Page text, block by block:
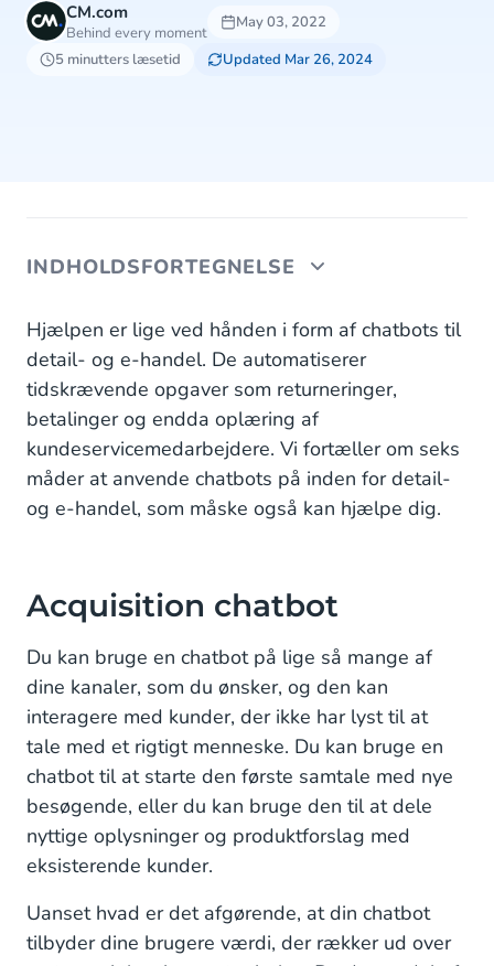
CM.com
Behind every moment
May 03, 2022
5 minutters læsetid
Updated Mar 26, 2024
INDHOLDSFORTEGNELSE
Acquisition chatbot
Giv mulighed for betaling under samtale med en
betalingschatbot
Håndter returneringer automatisk med en
returneringschatbot
Tilbyd ordresporing i realtid med en WISMO-
Automatiser ofte stillede spørgsmål med en
kundeservicechatbot
Oplær nye medarbejdere med en intern
vidensdatabase-chatbot
Byg den bot, der passer bedst til dine behov
Hjælpen er lige ved hånden i form af chatbots til
detail- og e-handel. De automatiserer
tidskrævende opgaver som returneringer,
betalinger og endda oplæring af
kundeservicemedarbejdere. Vi fortæller om seks
måder at anvende chatbots på inden for detail-
og e-handel, som måske også kan hjælpe dig.
Acquisition chatbot
Du kan bruge en chatbot på lige så mange af
dine kanaler, som du ønsker, og den kan
interagere med kunder, der ikke har lyst til at
tale med et rigtigt menneske. Du kan bruge en
chatbot til at starte den første samtale med nye
besøgende, eller du kan bruge den til at dele
nyttige oplysninger og produktforslag med
eksisterende kunder.
Uanset hvad er det afgørende, at din chatbot
tilbyder dine brugere værdi, der rækker ud over